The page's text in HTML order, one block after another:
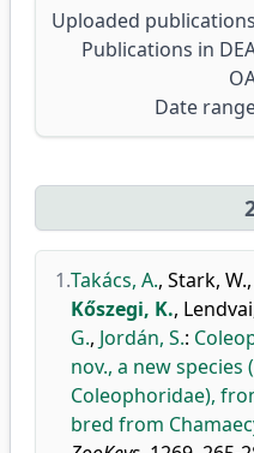
Uploaded
Publications in
Date
1.Takács, A., Stark, W.,
Kőszegi, K.,
G., Jordán, S.:
nov., a new species
Coleophoridae),
bred from